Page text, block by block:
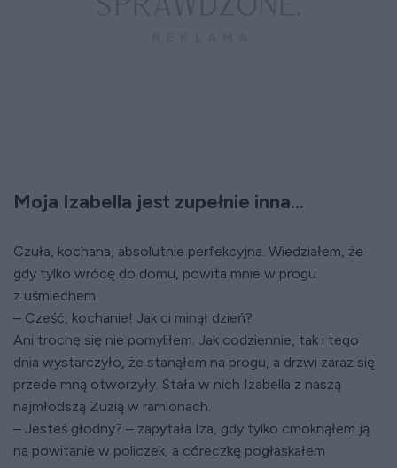
Moja Izabella jest zupełnie inna...
Czuła, kochana, absolutnie perfekcyjna. Wiedziałem, że
gdy tylko wrócę do domu, powita mnie w progu
z uśmiechem.
– Cześć, kochanie! Jak ci minął dzień?
Ani trochę się nie pomyliłem. Jak codziennie, tak i tego
dnia wystarczyło, że stanąłem na progu, a drzwi zaraz się
przede mną otworzyły. Stała w nich Izabella z naszą
najmłodszą Zuzią w ramionach.
– Jesteś głodny? – zapytała Iza, gdy tylko cmoknąłem ją
na powitanie w policzek, a córeczkę pogłaskałem